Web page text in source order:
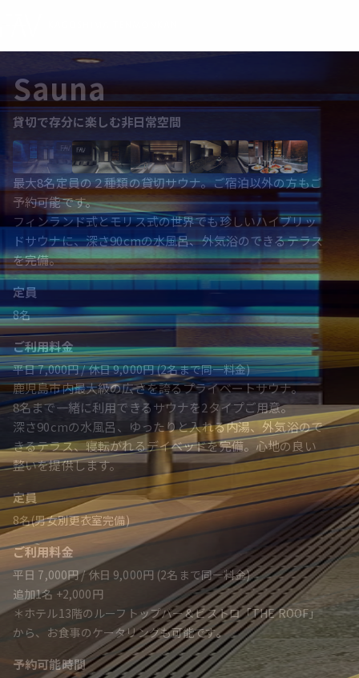
Sauna
貸切で存分に楽しむ非日常空間
最大8名定員の２種類の貸切サウナ。ご宿泊以外の方もご
予約可能です。
フィンランド式とモリス式の世界でも珍しいハイブリッ
ドサウナに、深さ90cmの水風呂、外気浴のできるテラス
を完備。
定員
8名
ご利用料金
平日 7,000円 / 休日 9,000円 (2名まで同一料金)
鹿児島市内最大級の広さを誇るプライベートサウナ。
8名まで一緒に利用できるサウナを2タイプご用意。
深さ90cmの水風呂、ゆったりと入れる内湯、外気浴ので
きるテラス、寝転がれるデイベッドを完備。心地の良い
整いを提供します。
定員
8名(男女別更衣室完備)
ご利用料金
平日 7,000円 / 休日 9,000円 (2名まで同一料金)
追加1名 +2,000円
＊ホテル13階のルーフトップバー＆ビストロ「THE ROOF」
から、お食事のケータリングも可能です。
予約可能時間